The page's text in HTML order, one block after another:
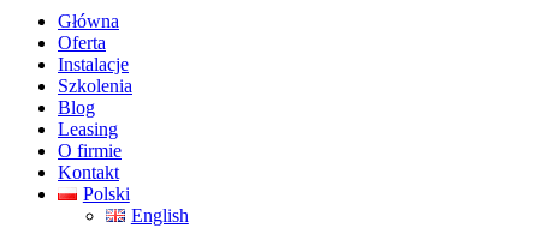
Główna
Oferta
Instalacje
Szkolenia
Blog
Leasing
O firmie
Kontakt
Polski
English